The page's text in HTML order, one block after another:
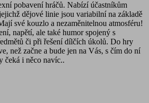
pobavení hráčů. Nabízí účastníkům
dějové linie jsou variabilní na základě
své kouzlo a nezaměnitelnou atmosféru!
napětí, ale také humor spojený s
či při řešení dílčích úkolů. Do hry
než začne a bude jen na Vás, s čím do ní
čeká i něco navíc..